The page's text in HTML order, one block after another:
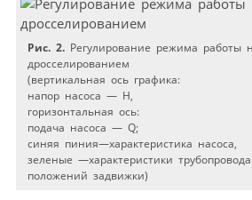
Рис. 2. Регулирование режима работы
дросселированием
(вертикальная ось графика:
напор насоса — Н,
горизонтальная ось:
подача насоса — Q;
синяя пиния—характеристика насоса,
зеленые —характеристики
положений задвижки)